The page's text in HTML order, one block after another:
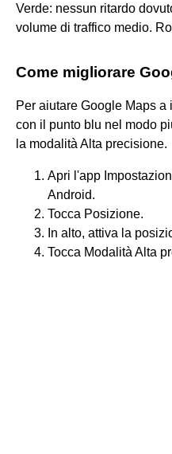
Verde: nessun ritardo
volume di traffico medio.
Come migliorare
Per aiutare Google Maps
con il punto blu nel modo
la modalità Alta precisione.
Apri l'app
Android.
Tocca Posizione.
In alto, attiva la
Tocca Modalità Alta